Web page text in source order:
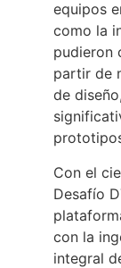
equipos
como la
pudieron
partir de
de
Con el
Desafío
con la
integral